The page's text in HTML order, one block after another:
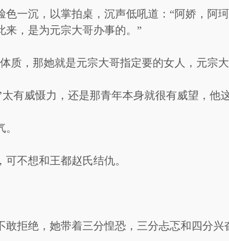
一沉，以掌拍桌，沉声低吼道：“阿娇，阿
，是为元宗大哥办事的。”
质，那她就是元宗大哥指定要的女人，元宗
有威慑力，还是那青年本身就很有威望，他
不想和王都赵氏结仇。
拒绝，她带着三分惶恐，三分忐忑和四分兴